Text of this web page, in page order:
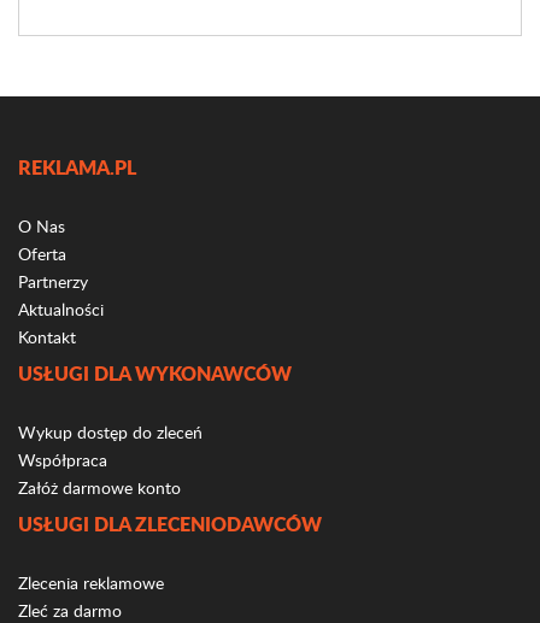
REKLAMA.PL
O Nas
Oferta
Partnerzy
Aktualności
Kontakt
USŁUGI DLA WYKONAWCÓW
Wykup dostęp do zleceń
Współpraca
Załóż darmowe konto
USŁUGI DLA ZLECENIODAWCÓW
Zlecenia reklamowe
Zleć za darmo